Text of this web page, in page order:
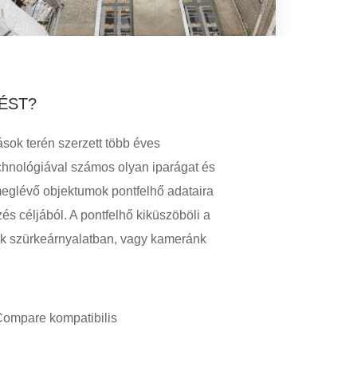
terén szerzett több éves
számos olyan iparágat és
objektumok pontfelhő adataira
céljából. A pontfelhő kiküszöböli a
szürkeárnyalatban, vagy kameránk
kompatibilis